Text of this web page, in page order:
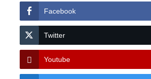
Facebook
Twitter
Youtube